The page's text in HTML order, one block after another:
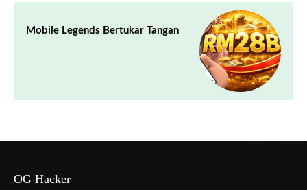
Mobile Legends Bertukar Tangan
OG Hacker